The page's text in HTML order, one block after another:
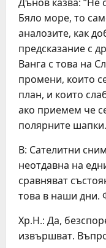
Бяло море, то
аналозите, как
предсказание с
Ванга с това на
промени, които
план, и които
ако приемем че
полярните шапки.
В: Сателитни
неотдавна на
сравняват
това в наши дни.
Хр.Н.: Да,
извършват.